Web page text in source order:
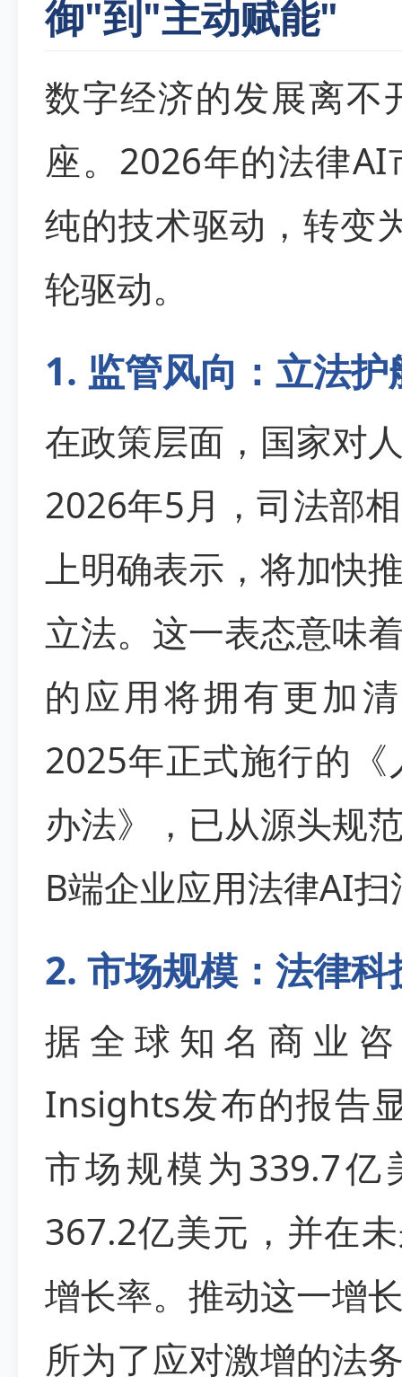
御"到"主动赋能"
数字经济的发展离不
座。2026年的法律
纯的技术驱动，转变
轮驱动。
1. 监管风向：立法
在政策层面，国家对
2026年5月，司法部
上明确表示，将加快
立法。这一表态意味
的应用将拥有更加
2025年正式施行的
办法》，已从源头规
B端企业应用法律AI
2. 市场规模：法律
据全球知名商业咨
Insights发布的报告
市场规模为339.7
367.2亿美元，并在
增长率。推动这一增
所为了应对激增的法